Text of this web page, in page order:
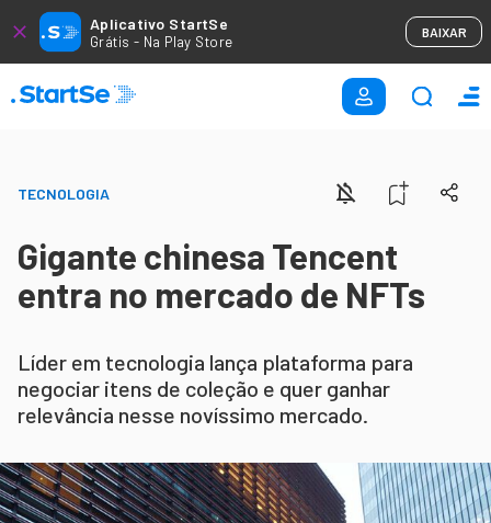
Aplicativo StartSe
Grátis - Na Play Store
BAIXAR
TECNOLOGIA
Gigante chinesa Tencent
entra no mercado de NFTs
Líder em tecnologia lança plataforma para
negociar itens de coleção e quer ganhar
relevância nesse novíssimo mercado.